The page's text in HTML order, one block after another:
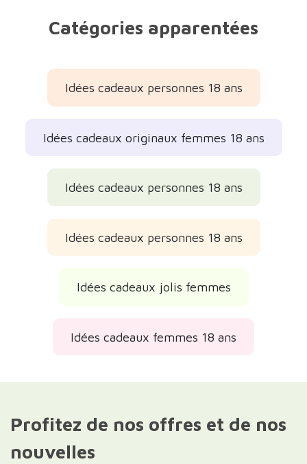
Catégories apparentées
Idées cadeaux personnes 18 ans
Idées cadeaux originaux femmes 18 ans
Idées cadeaux personnes 18 ans
Idées cadeaux personnes 18 ans
Idées cadeaux jolis femmes
Idées cadeaux femmes 18 ans
Profitez de nos offres et de nos
nouvelles